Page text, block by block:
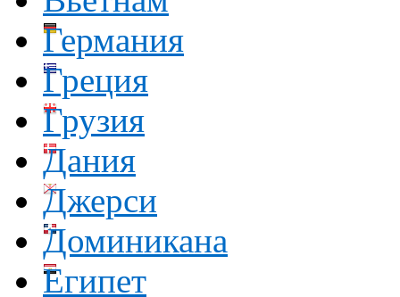
Германия
Греция
Грузия
Дания
Джерси
Доминикана
Египет